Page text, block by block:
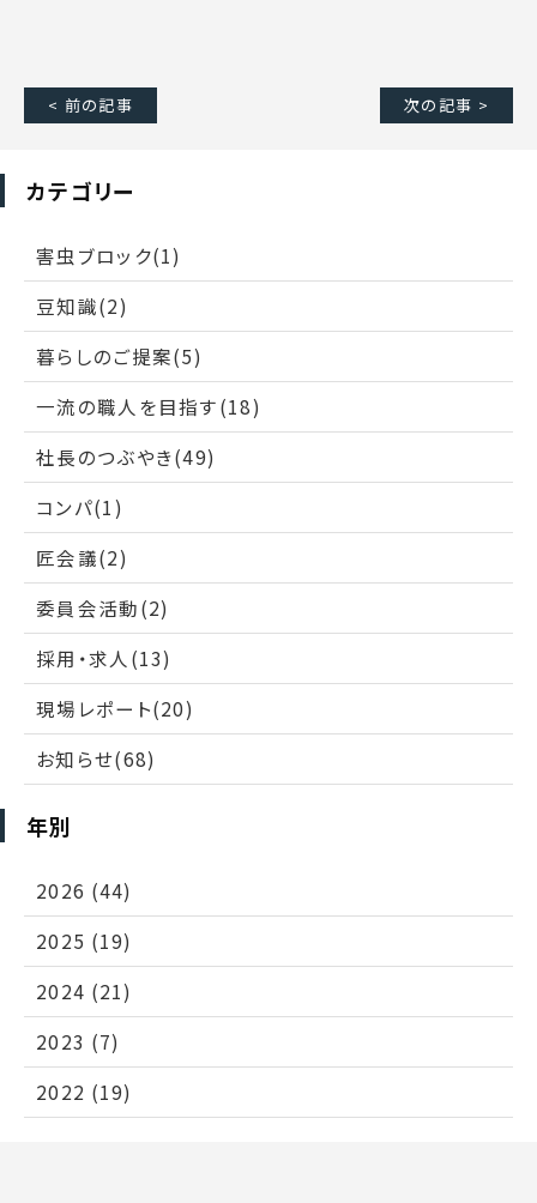
< 前の記事 次の記事 >
カテゴリー
害虫ブロック(1)
豆知識(2)
暮らしのご提案(5)
一流の職人を目指す(18)
社長のつぶやき(49)
コンパ(1)
匠会議(2)
委員会活動(2)
採用・求人(13)
現場レポート(20)
お知らせ(68)
年別
2026 (44)
2025 (19)
2024 (21)
2023 (7)
2022 (19)